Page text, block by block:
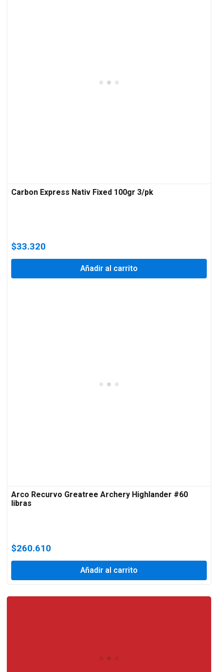
Carbon Express Nativ Fixed 100gr 3/pk
$33.320
Añadir al carrito
Arco Recurvo Greatree Archery Highlander #60
libras
$260.610
Añadir al carrito